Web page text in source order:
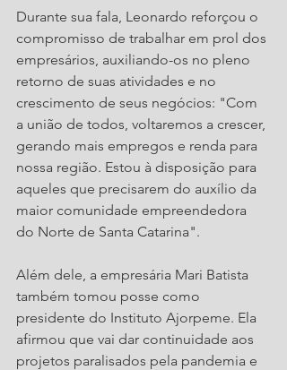
Durante sua fala, Leonardo reforçou o
compromisso de trabalhar em prol dos
empresários, auxiliando-os no pleno
retorno de suas atividades e no
crescimento de seus negócios: "Com
a união de todos, voltaremos a crescer,
gerando mais empregos e renda para
nossa região. Estou à disposição para
aqueles que precisarem do auxílio da
maior comunidade empreendedora
do Norte de Santa Catarina".
Além dele, a empresária Mari Batista
também tomou posse como
presidente do Instituto Ajorpeme. Ela
afirmou que vai dar continuidade aos
projetos paralisados pela pandemia e